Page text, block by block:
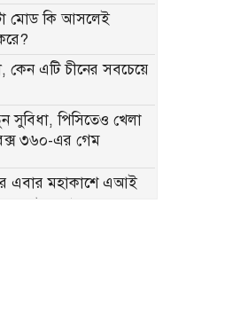
মোড কি আসলেই
কেন এটি চীনের সবচেয়ে
পিসিতেও খেলা
৩৬০-এর গেম
এবার মহাকাশে এআই
চায় স্পেসএক্স